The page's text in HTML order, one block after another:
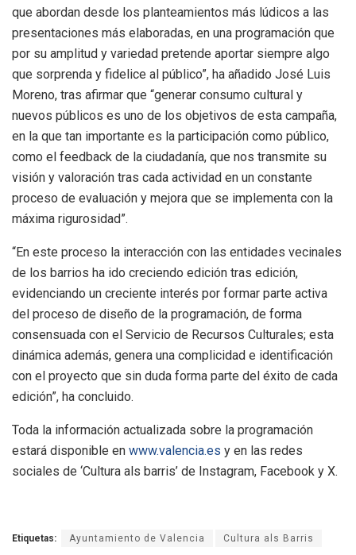
que abordan desde los planteamientos más lúdicos a las
presentaciones más elaboradas, en una programación que
por su amplitud y variedad pretende aportar siempre algo
que sorprenda y fidelice al público”, ha añadido José Luis
Moreno, tras afirmar que “generar consumo cultural y
nuevos públicos es uno de los objetivos de esta campaña,
en la que tan importante es la participación como público,
como el feedback de la ciudadanía, que nos transmite su
visión y valoración tras cada actividad en un constante
proceso de evaluación y mejora que se implementa con la
máxima rigurosidad”.
“En este proceso la interacción con las entidades vecinales
de los barrios ha ido creciendo edición tras edición,
evidenciando un creciente interés por formar parte activa
del proceso de diseño de la programación, de forma
consensuada con el Servicio de Recursos Culturales; esta
dinámica además, genera una complicidad e identificación
con el proyecto que sin duda forma parte del éxito de cada
edición”, ha concluido.
Toda la información actualizada sobre la programación
estará disponible en www.valencia.es y en las redes
sociales de ‘Cultura als barris’ de Instagram, Facebook y X.
Etiquetas: Ayuntamiento de Valencia Cultura als Barris